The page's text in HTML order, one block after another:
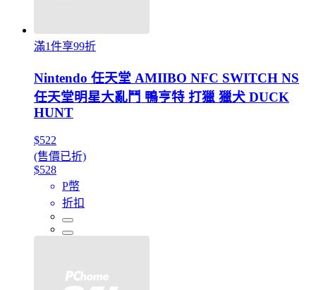
滿1件享99折
Nintendo 任天堂 AMIIBO NFC SWITCH NS
任天堂明星大亂鬥 鴨亨特 打獵 獵犬 DUCK
HUNT
$522
(售價已折)
$528
P幣
折扣